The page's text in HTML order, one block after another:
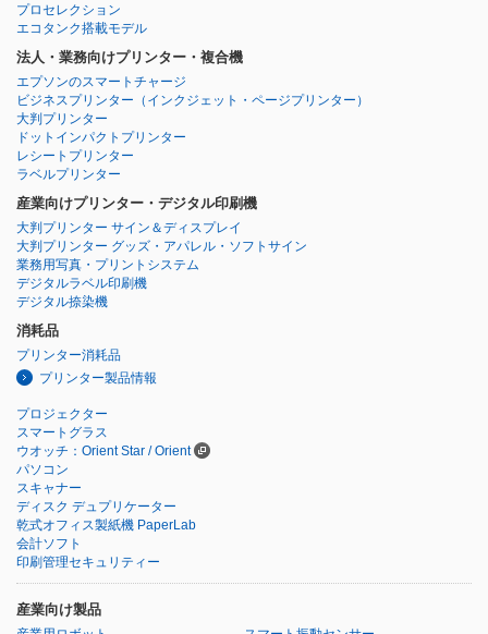
プロセレクション
エコタンク搭載モデル
法人・業務向けプリンター・複合機
エプソンのスマートチャージ
ビジネスプリンター （インクジェット・ページプリンター）
大判プリンター
ドットインパクトプリンター
レシートプリンター
ラベルプリンター
産業向けプリンター・デジタル印刷機
大判プリンター サイン＆ディスプレイ
大判プリンター グッズ・アパレル・ソフトサイン
業務用写真・プリントシステム
デジタルラベル印刷機
デジタル捺染機
消耗品
プリンター消耗品
プリンター製品情報
プロジェクター
スマートグラス
ウオッチ：Orient Star / Orient
パソコン
スキャナー
ディスク デュプリケーター
乾式オフィス製紙機 PaperLab
会計ソフト
印刷管理セキュリティー
産業向け製品